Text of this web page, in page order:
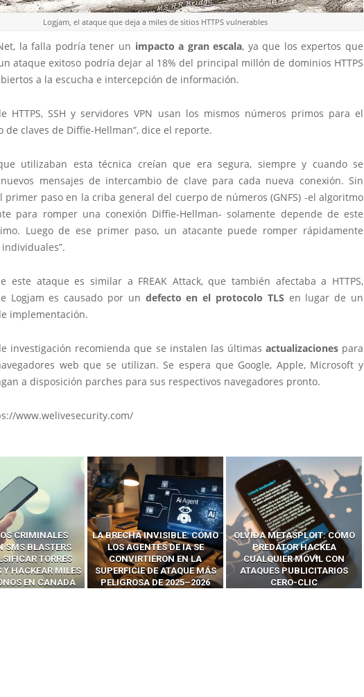
Logjam, el ataque que deja a miles de sitios HTTPS vulnerables
la falla podría tener un impacto a gran escala, ya que los expertos que
ataque exitoso podría dejar al 18% del principal millón de dominios HTTPS
a la escucha e intercepción de información.
HTTPS, SSH y servidores VPN usan los mismos números primos para el
de claves de Diffie-Hellman”, dice el reporte.
utilizaban esta técnica creían que era segura, siempre y cuando se
mensajes de intercambio de clave para cada nueva conexión. Sin
primer paso en la criba general del cuerpo de números (GNFS) -el algoritmo
para romper una conexión Diffie-Hellman- solamente depende de este
Luego de ese primer paso, un atacante puede romper rápidamente
este ataque es similar a FREAK Attack, que también afectaba a HTTPS,
Logjam es causado por un defecto en el protocolo TLS en lugar de un
implementación.
investigación recomienda que se instalen las últimas actualizacionespara
web que se utilizan. Se espera que Google, Apple, Microsoft y
a disposición parches para sus respectivos navegadores pronto.
www.welivesecurity.com/
CRIMINALES
SMS BLASTERS
TORRES
Y HACKEAR MILES
EN CANADÁ
LA BRECHA INVISIBLE: CÓMO
LOS AGENTES DE IA SE
CONVIRTIERON EN LA
SUPERFICIE DE ATAQUE MÁS
PELIGROSA DE 2025–2026
OLVIDA METASPLOIT: CÓMO
PREDATOR HACKEA
CUALQUIER MÓVIL CON
ATAQUES PUBLICITARIOS
CERO-CLIC